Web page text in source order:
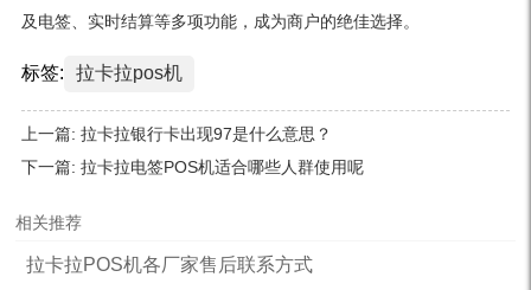
及电签、实时结算等多项功能，成为商户的绝佳选择。
标签: 拉卡拉pos机
上一篇: 拉卡拉银行卡出现97是什么意思？
下一篇: 拉卡拉电签POS机适合哪些人群使用呢
相关推荐
拉卡拉POS机各厂家售后联系方式